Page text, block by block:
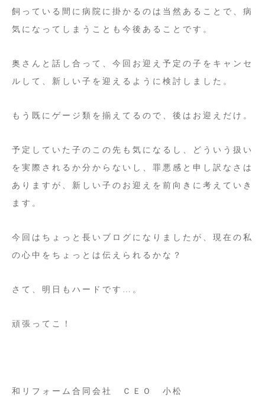
飼っている間に病院に掛かるのは当然あることで、病
気になってしまうことも今後あることです。
奥さんと話し合って、今回お迎え予定の子をキャンセ
ルして、新しい子を迎えるように検討しました。
もう既にゲージ類を揃えてるので、後はお迎えだけ。
予定していた子のこの先も気になるし、どういう扱い
を実際されるか分からないし、罪悪感と申し訳なさは
ありますが、新しい子のお迎えを前向きに考えていき
ます。
今回はちょっと長いブログになりましたが、現在の私
の心中をちょっとは伝えられるかな？
さて、明日もハードです…。
頑張ってこ！
和リフォーム合同会社 ＣＥＯ 小松